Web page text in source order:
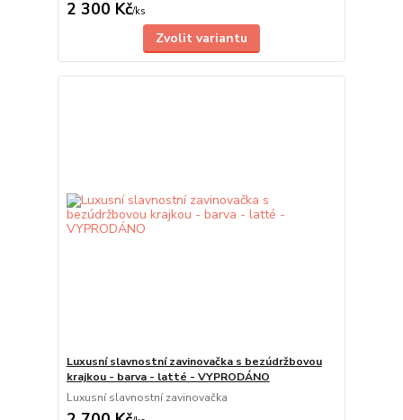
2 300 Kč/ks
Zvolit variantu
Luxusní slavnostní zavinovačka s bezúdržbovou
krajkou - barva - latté - VYPRODÁNO
Luxusní slavnostní zavinovačka